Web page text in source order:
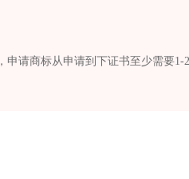
申请商标从申请到下证书至少需要1-